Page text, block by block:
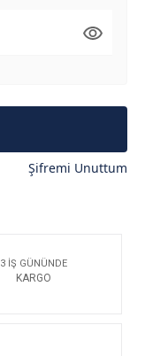
Şifremi Unuttum
3 İŞ GÜNÜNDE
KARGO